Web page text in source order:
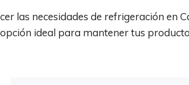
las necesidades de refrigeración en
ideal para mantener tus